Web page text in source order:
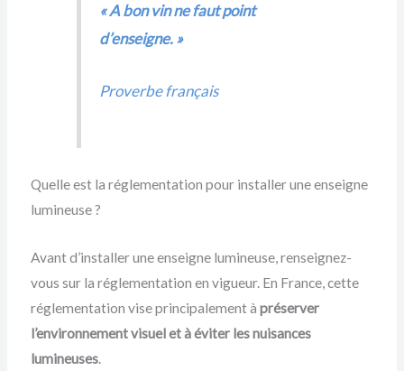
« A bon vin ne faut point
d’enseigne. »
Proverbe français
Quelle est la réglementation pour installer une enseigne
lumineuse ?
Avant d’installer une enseigne lumineuse, renseignez-
vous sur la réglementation en vigueur. En France, cette
réglementation vise principalement à préserver
l’environnement visuel et à éviter les nuisances
lumineuses.